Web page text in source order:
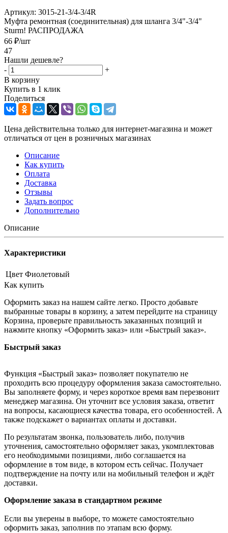
Артикул: 3015-21-3/4-3/4R
Муфта ремонтная (соединительная) для шланга 3/4"-3/4"
Sturm! РАСПРОДАЖА
66 ₽/шт
47
Нашли дешевле?
-
+
В корзину
Купить в 1 клик
Поделиться
Цена действительна только для интернет-магазина и может
отличаться от цен в розничных магазинах
Описание
Как купить
Оплата
Доставка
Отзывы
Задать вопрос
Дополнительно
Описание
Характеристики
Цвет Фиолетовый
Как купить
Оформить заказ на нашем сайте легко. Просто добавьте
выбранные товары в корзину, а затем перейдите на страницу
Корзина, проверьте правильность заказанных позиций и
нажмите кнопку «Оформить заказ» или «Быстрый заказ».
Быстрый заказ
Функция «Быстрый заказ» позволяет покупателю не
проходить всю процедуру оформления заказа самостоятельно.
Вы заполняете форму, и через короткое время вам перезвонит
менеджер магазина. Он уточнит все условия заказа, ответит
на вопросы, касающиеся качества товара, его особенностей. А
также подскажет о вариантах оплаты и доставки.
По результатам звонка, пользователь либо, получив
уточнения, самостоятельно оформляет заказ, укомплектовав
его необходимыми позициями, либо соглашается на
оформление в том виде, в котором есть сейчас. Получает
подтверждение на почту или на мобильный телефон и ждёт
доставки.
Оформление заказа в стандартном режиме
Если вы уверены в выборе, то можете самостоятельно
оформить заказ, заполнив по этапам всю форму.